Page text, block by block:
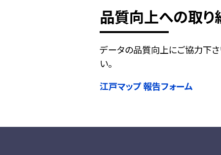
品質向上への取り
データの品質向上にご協力下
い。
江戸マップ 報告フォーム